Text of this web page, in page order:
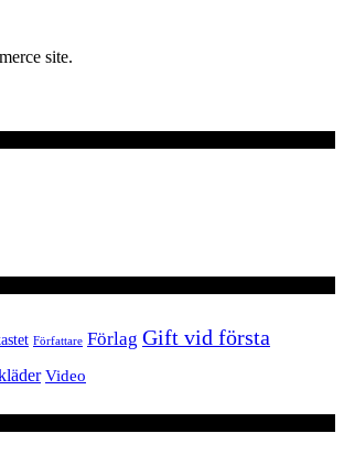
site.
Författare Förlag Gift vid första
Video